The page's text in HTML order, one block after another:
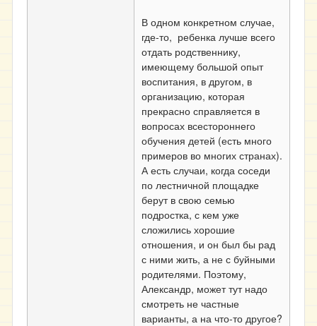
В одном конкретном случае,
где-то, ребенка лучше всего
отдать родственнику,
имеющему большой опыт
воспитания, в другом, в
организацию, которая
прекрасно справляется в
вопросах всестороннего
обучения детей (есть много
примеров во многих странах).
А есть случаи, когда соседи
по лестничной площадке
берут в свою семью
подростка, с кем уже
сложились хорошие
отношения, и он был бы рад
с ними жить, а не с буйными
родителями. Поэтому,
Александр, может тут надо
смотреть не частные
варианты, а на что-то другое?